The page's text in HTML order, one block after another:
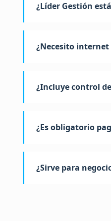
¿Líder Gestión
¿Necesito
¿Incluye control
¿Es obligatorio
¿Sirve para